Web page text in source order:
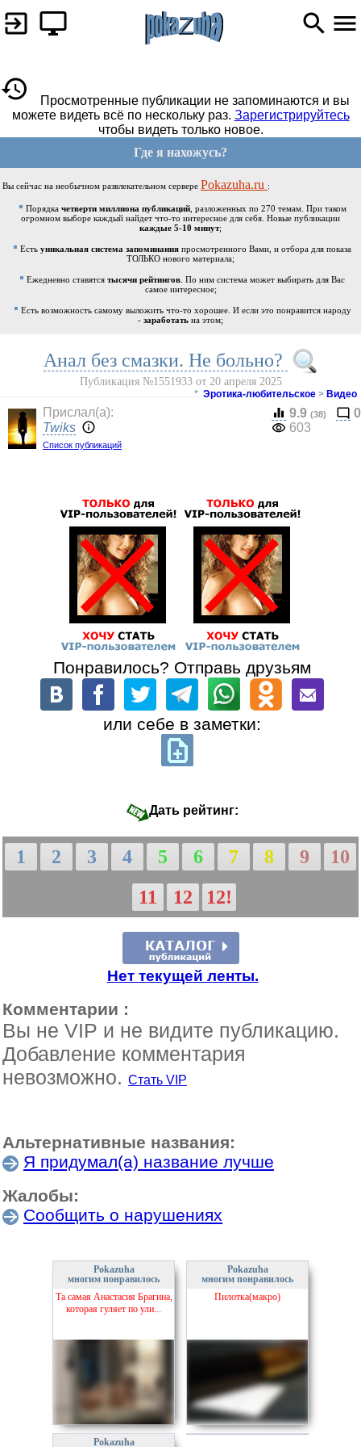
Просмотренные публикации не запоминаются и вы
можете видеть всё по нескольку раз. Зарегистрируйтесь
чтобы видеть только новое.
Где я нахожусь?
Вы сейчас на необычном развлекательном сервере Pokazuha.ru :
Порядка четверти миллиона публикаций, разложенных по 270 темам. При таком
огромном выборе каждый найдет что-то интересное для себя. Новые публикации
каждые 5-10 минут;
Есть уникальная система запоминания просмотренного Вами, и отбора для показа
ТОЛЬКО нового материала;
Ежедневно ставятся тысячи рейтингов . По ним система может выбирать для Вас
самое интересное;
Есть возможность самому выложить что-то хорошее. И если это понравится народу
- заработать на этом;
Анал без смазки. Не больно?
Публикация №1551933 от 20 апреля 2025
* Эротика-любительское > Видео
Прислал(a):
Twiks
Список публикаций
9.9 (38)
0
603
Понравилось? Отправь друзьям
или себе в заметки:
Дать рейтинг:
1 2 3 4 5 6 7 8 9
10
11
12 12!
Нет текущей ленты.
Комментарии :
Вы не VIP и не видите публикацию.
Добавление комментария
невозможно. Стать VIP
Альтернативные названия:
Я придумал(а) название лучше
Жалобы:
Сообщить о нарушениях
Pokazuha
многим понравилось
Та самая Анастасия Брагина,
которая гуляет по ули...
Pokazuha
многим понравилось
Пилотка(макро)
Pokazuha